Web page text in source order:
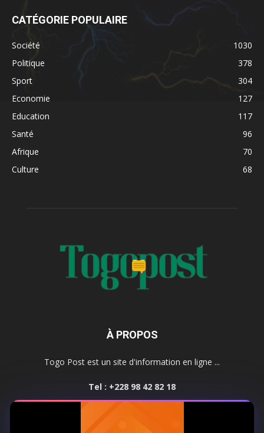
CATÉGORIE POPULAIRE
Société
1030
Politique
378
Sport
304
Economie
127
Education
117
Santé
96
Afrique
70
Culture
68
À PROPOS
Togo Post est un site d'information en ligne ...
Tel : +228 98 42 82 18